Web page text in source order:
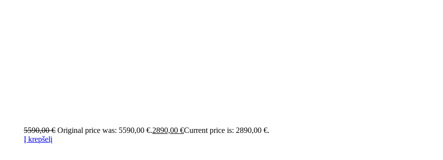
5590,00€ Original price was: 5590,00 €.2890,00 €Current price is: 2890,00 €.
Į krepšelį